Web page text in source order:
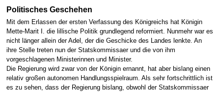
Politisches Geschehen
Mit dem Erlassen der ersten Verfassung des Königreichs hat Königin
Mette-Marit I. die lillische Politik grundlegend reformiert. Nunmehr war es
nicht länger allein der Adel, der die Geschicke des Landes lenkte. An
ihre Stelle treten nun der Statskommissaer und die von ihm
vorgeschlagenen Ministerinnen und Minister.
Die Regierung wird zwar von der Königin ernannt, hat aber bislang einen
relativ großen autonomen Handlungsspielraum. Als sehr fortschrittlich ist
es zu sehen, dass der Regierung bislang, obwohl der Statskommissaer